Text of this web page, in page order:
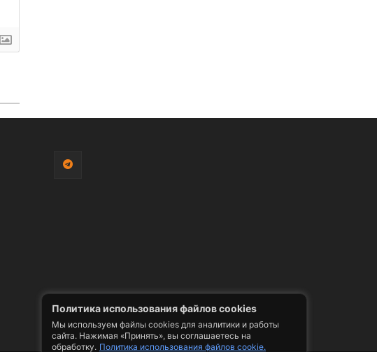
Политика использования файлов cookies
Мы используем файлы cookies для аналитики и работы
сайта. Нажимая «Принять», вы соглашаетесь на
обработку. Политика использования файлов cookie.